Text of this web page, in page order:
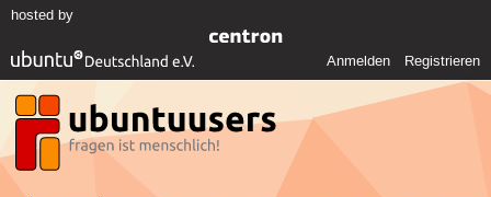
hosted by
Anmelden Registrieren